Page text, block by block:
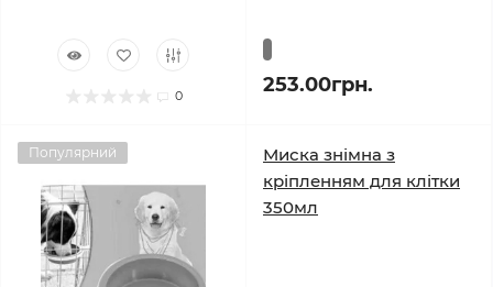
0 253.00грн.
Популярний
Миска знімна з
кріпленням для клітки
350мл